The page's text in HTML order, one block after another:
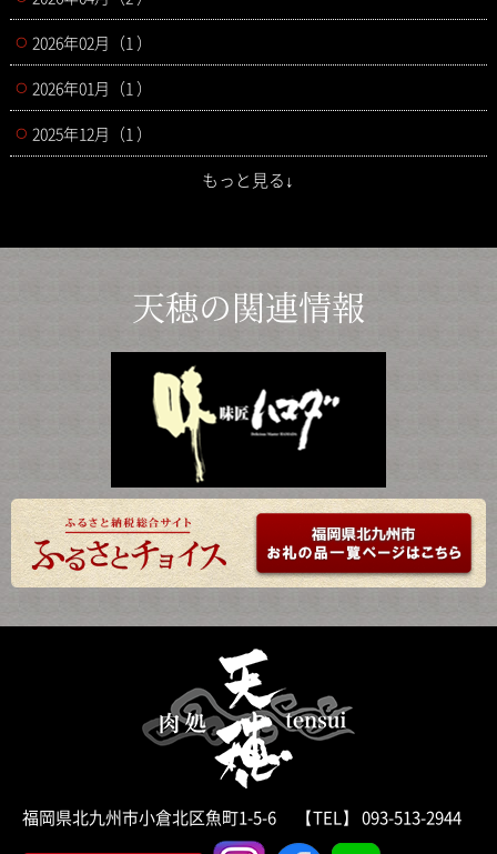
2026年02月（1 ）
2026年01月（1 ）
2025年12月（1 ）
もっと見る↓
天穂の関連情報
福岡県北九州市小倉北区魚町1-5-6 【TEL】 093-513-2944